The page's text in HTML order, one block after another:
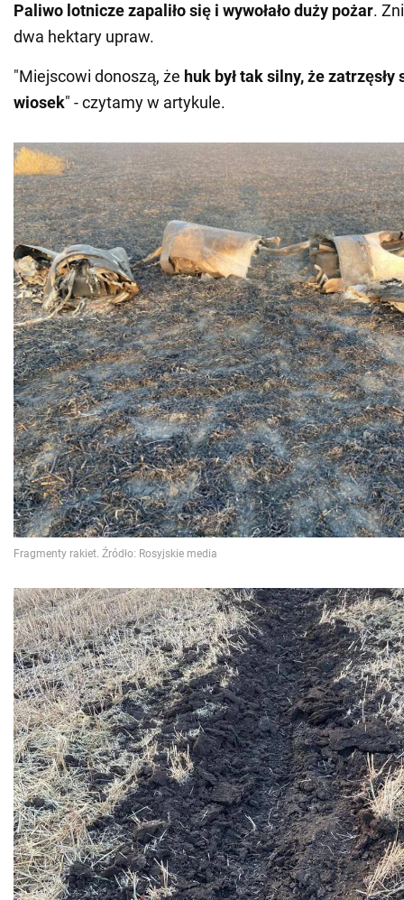
Paliwo lotnicze zapaliło się i wywołało duży pożar.
dwa hektary upraw.
"Miejscowi donoszą, że huk był tak silny, że
wiosek" - czytamy w artykule.